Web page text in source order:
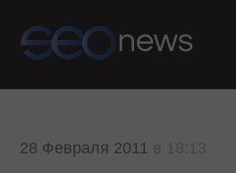
28 Февраля 2011